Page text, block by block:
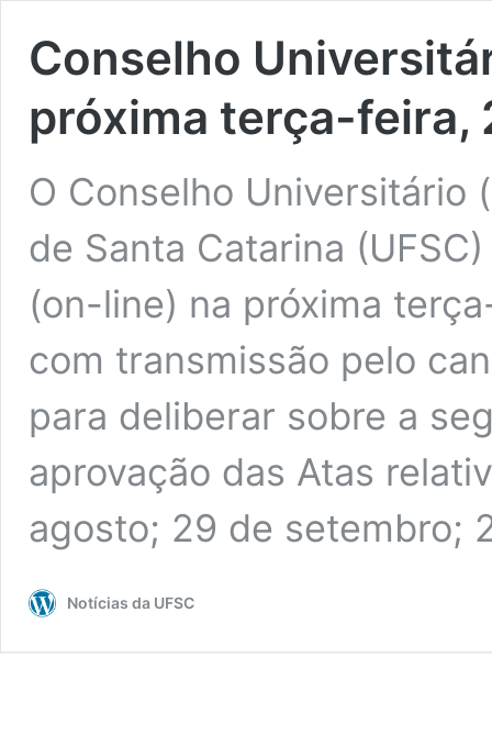
Conselho
próxima terça-feira,
O Conselho Universitário
de Santa Catarina
(on-line) na próxima
com transmissão pelo
para deliberar sobre a
aprovação das Atas
agosto; 29 de setembro;
Notícias da UFSC